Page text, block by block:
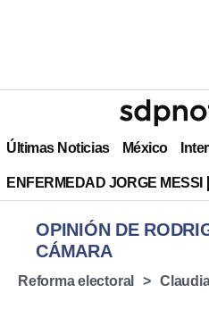
Últimas Noticias México
ENFERMEDAD JORGE MESSI
OPINIÓN DE
CÁMARA
Reforma electoral